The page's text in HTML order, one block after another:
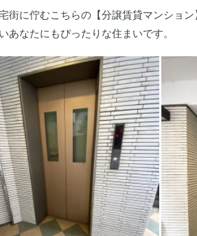
に佇むこちらの【分譲賃貸マンション
なたにもぴったりな住まいです。